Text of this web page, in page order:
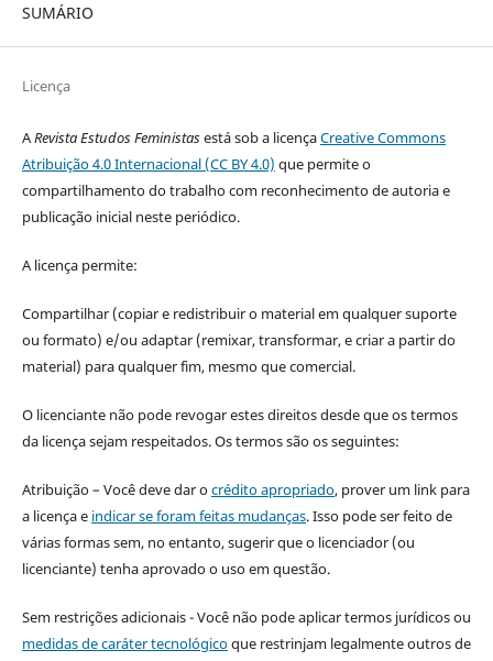
SUMÁRIO
Licença
ARevista Estudos Feministasestá sob a licençaCreative Commons
Atribuição 4.0 Internacional (CC BY 4.0) que permite o
compartilhamento do trabalho com reconhecimento de autoria e
publicação inicial neste periódico.
A licença permite:
Compartilhar (copiar e redistribuir o material em qualquer suporte
ou formato) e/ou adaptar (remixar, transformar, e criar a partir do
material) para qualquer fim, mesmo que comercial.
O licenciante não pode revogar estes direitos desde que os termos
da licença sejam respeitados. Os termos são os seguintes:
Atribuição – Você deve dar ocrédito apropriado, prover um link para
a licença e indicar se foram feitas mudanças. Isso pode ser feito de
várias formas sem, no entanto, sugerir que o licenciador (ou
licenciante) tenha aprovado o uso em questão.
Sem restrições adicionais - Você não pode aplicar termos jurídicos ou
medidas de caráter tecnológicoque restrinjam legalmente outros de